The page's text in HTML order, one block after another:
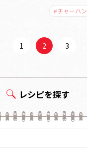
#チャーハン
1 2 3
レシピを探す